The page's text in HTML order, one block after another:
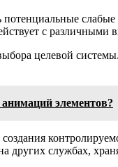
с различными
целевой
элементов?
других службах,